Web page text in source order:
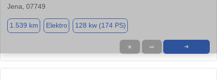
Jena, 07749
1.539 km Elektro 128 kw (174 PS)
★ ➦ ➜